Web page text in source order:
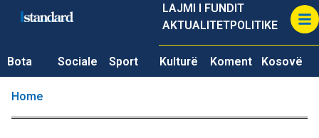
LAJMI I FUNDIT
AKTUALITETPOLITIKE
Bota Sociale Sport Kulturë Koment Kosovë
Home